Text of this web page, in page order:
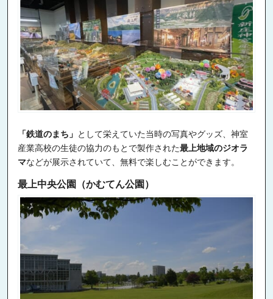
「鉄道のまち」 として栄えていた当時の写真やグッズ、神室
産業高校の生徒の協力のもとで製作された最上地域のジオラ
マなどが展示されていて、無料で楽しむことができます。
最上中央公園（かむてん公園）